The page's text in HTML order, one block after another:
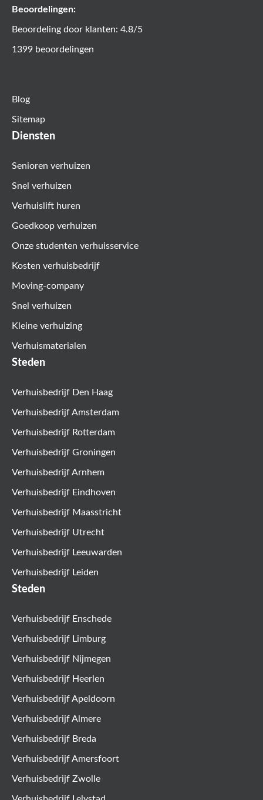
Beoordelingen:
Beoordeling door klanten: 4.8/5
1399 beoordelingen
Blog
Sitemap
Diensten
Senioren verhuizen
Snel verhuizen
Verhuislift huren
Goedkoop verhuizen
Onze studenten verhuisservice
Kosten verhuisbedrijf
Moving-company
Snel verhuizen
Kleine verhuizing
Verhuismaterialen
Steden
Verhuisbedrijf Den Haag
Verhuisbedrijf Amsterdam
Verhuisbedrijf Rotterdam
Verhuisbedrijf Groningen
Verhuisbedrijf Arnhem
Verhuisbedrijf Eindhoven
Verhuisbedrijf Maasstricht
Verhuisbedrijf Utrecht
Verhuisbedrijf Leeuwarden
Verhuisbedrijf Leiden
Steden
Verhuisbedrijf Enschede
Verhuisbedrijf Limburg
Verhuisbedrijf Nijmegen
Verhuisbedrijf Heerlen
Verhuisbedrijf Apeldoorn
Verhuisbedrijf Almere
Verhuisbedrijf Breda
Verhuisbedrijf Amersfoort
Verhuisbedrijf Zwolle